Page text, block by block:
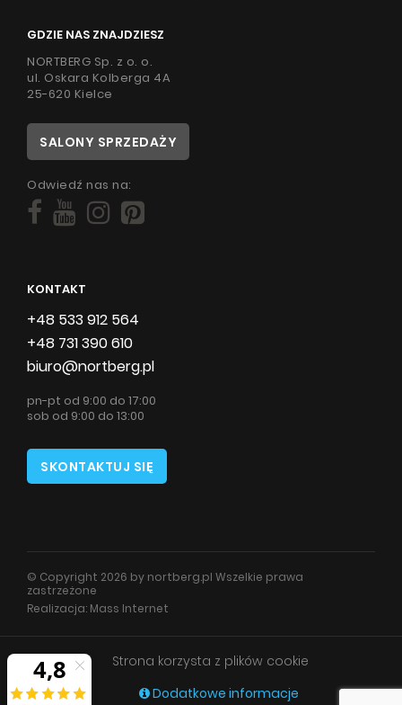
GDZIE NAS ZNAJDZIESZ
NORTBERG Sp. z o. o.
ul. Oskara Kolberga 4A
25-620 Kielce
SALONY SPRZEDAŻY
Odwiedź nas na:
KONTAKT
+48 533 912 564
+48 731 390 610
biuro@nortberg.pl
pn-pt od 9:00 do 17:00
sob od 9:00 do 13:00
SKONTAKTUJ SIĘ
© Copyright 2026 by nortberg.pl Wszelkie prawa
zastrzeżone
Realizacja: Mass Internet
Strona korzysta z plików cookie
Dodatkowe informacje